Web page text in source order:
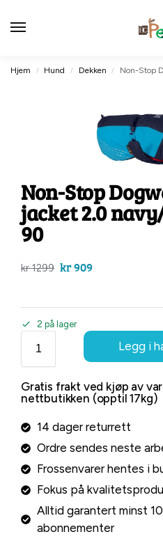
Hjem / Hund / Dekken / Non-Stop
Non-Stop
jacket 2.0
90
kr1299 kr909
2 på lager
Legg i
Gratis frakt ved kjøp av
nettbutikken (opptil 17kg)
14 dager returrett
Ordre sendes neste
Frossenvarer hentes i
Fokus på
Alltid garantert minst
abonnementer